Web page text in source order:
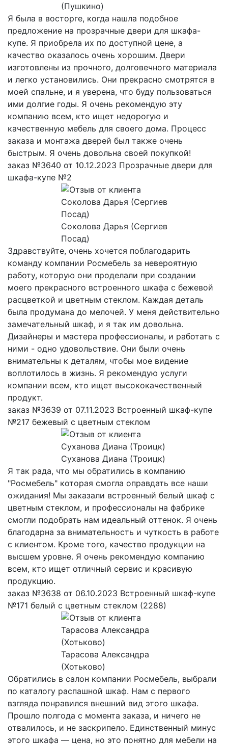
(Пушкино)
Я была в восторге, когда нашла подобное
предложение на прозрачные двери для шкафа-
купе. Я приобрела их по доступной цене, а
качество оказалось очень хорошим. Двери
изготовлены из прочного, долговечного материала
и легко установились. Они прекрасно смотрятся в
моей спальне, и я уверена, что буду пользоваться
ими долгие годы. Я очень рекомендую эту
компанию всем, кто ищет недорогую и
качественную мебель для своего дома. Процесс
заказа и монтажа дверей был также очень
быстрым. Я очень довольна своей покупкой!
заказ №3640 от 10.12.2023 Прозрачные двери для
шкафа-купе №2
Соколова Дарья (Сергиев
Посад)
Здравствуйте, очень хочется поблагодарить
команду компании Росмебель за невероятную
работу, которую они проделали при создании
моего прекрасного встроенного шкафа с бежевой
расцветкой и цветным стеклом. Каждая деталь
была продумана до мелочей. У меня действительно
замечательный шкаф, и я так им довольна.
Дизайнеры и мастера профессионалы, и работать с
ними - одно удовольствие. Они были очень
внимательны к деталям, чтобы мое видение
воплотилось в жизнь. Я рекомендую услуги
компании всем, кто ищет высококачественный
продукт.
заказ №3639 от 07.11.2023 Встроенный шкаф-купе
№217 бежевый с цветным стеклом
Суханова Диана (Троицк)
Я так рада, что мы обратились в компанию
"Росмебель" которая смогла оправдать все наши
ожидания! Мы заказали встроенный белый шкаф с
цветным стеклом, и профессионалы на фабрике
смогли подобрать нам идеальный оттенок. Я очень
благодарна за внимательность и чуткость в работе
с клиентом. Кроме того, качество продукции на
высшем уровне. Я очень рекомендую компанию
всем, кто ищет отличный сервис и красивую
продукцию.
заказ №3638 от 06.10.2023 Встроенный шкаф-купе
№171 белый с цветным стеклом (2288)
Тарасова Александра
(Хотьково)
Обратились в салон компании Росмебель, выбрали
по каталогу распашной шкаф. Нам с первого
взгляда понравился внешний вид этого шкафа.
Прошло полгода с момента заказа, и ничего не
отвалилось, и не заскрипело. Единственный минус
этого шкафа — цена, но это понятно для мебели на